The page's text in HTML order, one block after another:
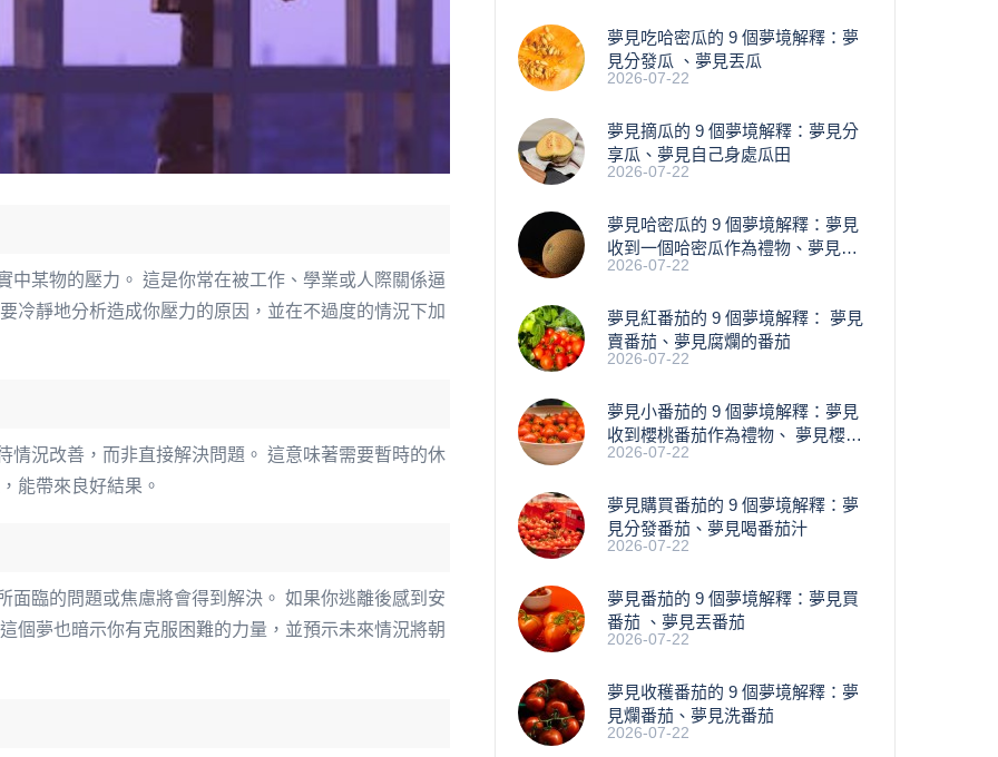
中某物的壓力。 這是你常在被工作、學業或人際關係逼
冷靜地分析造成你壓力的原因，並在不過度的情況下加
情況改善，而非直接解決問題。 這意味著需要暫時的休
能帶來良好結果。
面臨的問題或焦慮將會得到解決。 如果你逃離後感到安
個夢也暗示你有克服困難的力量，並預示未來情況將朝
夢見吃哈密瓜的 9 個夢境解釋：夢
見分發瓜 、夢見丟瓜
2026-07-22
夢見摘瓜的 9 個夢境解釋：夢見分
享瓜、夢見自己身處瓜田
2026-07-22
夢見哈密瓜的 9 個夢境解釋：夢見
收到一個哈密瓜作為禮物、夢見買
瓜
2026-07-22
夢見紅番茄的 9 個夢境解釋： 夢見
賣番茄、夢見腐爛的番茄
2026-07-22
​夢見小番茄的 9 個夢境解釋：夢見
收到櫻桃番茄作為禮物、 夢見櫻桃
落下
2026-07-22
夢見購買番茄的 9 個夢境解釋：夢
見分發番茄、夢見喝番茄汁
2026-07-22
夢見番茄的 9 個夢境解釋：夢見買
番茄 、夢見丟番茄
2026-07-22
夢見收穫番茄的 9 個夢境解釋：夢
見爛番茄、夢見洗番茄
2026-07-22